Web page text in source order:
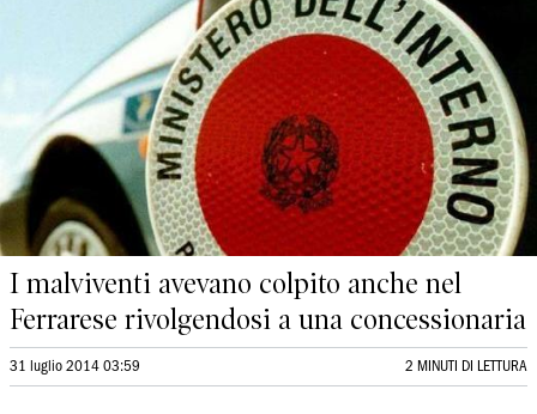
I malviventi avevano colpito anche nel
Ferrarese rivolgendosi a una concessionaria
31 luglio 2014 03:59 2 MINUTI DI LETTURA